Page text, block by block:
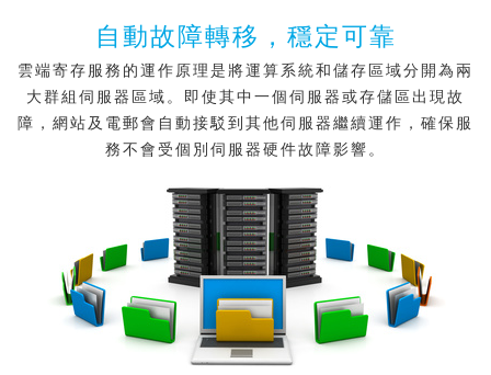
自動故障轉移，穩定可靠
雲端寄存服務的運作原理是將運算系統和儲存區域分開為兩
大群組伺服器區域。即使其中一個伺服器或存儲區出現故
障，網站及電郵會自動接駁到其他伺服器繼續運作，確保服
務不會受個別伺服器硬件故障影響。